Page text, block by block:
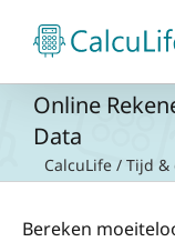
naar
inhoud
Online
Data
CalcuLife / Tijd &
Bereken